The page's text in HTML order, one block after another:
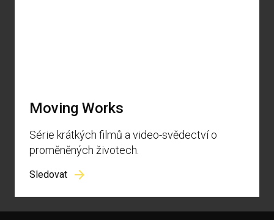
Moving Works
Série krátkých filmů a video-svědectví o
proměněných životech.
Sledovat